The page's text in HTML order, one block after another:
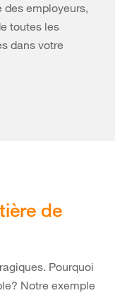
employeurs,
toutes les
dans votre
de
Pourquoi
Notre exemple